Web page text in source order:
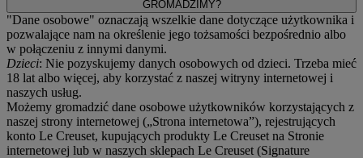
GROMADZIMY?
"Dane osobowe" oznaczają wszelkie dane dotyczące użytkownika i
pozwalające nam na określenie jego tożsamości bezpośrednio albo
w połączeniu z innymi danymi.
Dzieci: Nie pozyskujemy danych osobowych od dzieci. Trzeba mieć
18 lat albo więcej, aby korzystać z naszej witryny internetowej i
naszych usług.
Możemy gromadzić dane osobowe użytkowników korzystających z
naszej strony internetowej („Strona internetowa”), rejestrujących
konto Le Creuset, kupujących produkty Le Creuset na Stronie
internetowej lub w naszych sklepach Le Creuset (Signature